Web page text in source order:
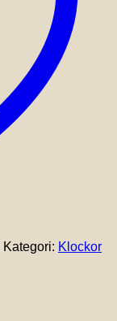
Kategori: Klockor